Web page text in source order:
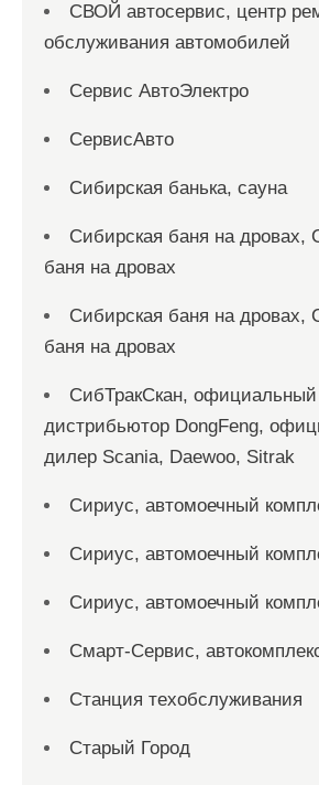
СВОЙ автосервис, центр
обслуживания автомобилей
Сервис АвтоЭлектро
СервисАвто
Сибирская банька, сауна
Сибирская баня на дровах,
баня на дровах
Сибирская баня на дровах,
баня на дровах
СибТракСкан, официальный
дистрибьютор DongFeng,
дилер Scania, Daewoo, Sitrak
Сириус, автомоечный
Сириус, автомоечный
Сириус, автомоечный
Смарт-Сервис,
Станция техобслуживания
Старый Город